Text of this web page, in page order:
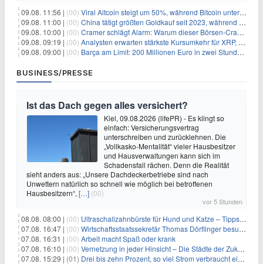
09.08. 11:56 | (00) Viral Altcoin steigt um 50%, während Bitcoin unter $65.000 fällt
09.08. 11:00 | (00) China tätigt größten Goldkauf seit 2023, während Goldpreis um 8% steigt
09.08. 10:00 | (00) Cramer schlägt Alarm: Warum dieser Börsen-Crash die beste Einstiegschance seit Monaten ist
09.08. 09:19 | (00) Analysten erwarten stärkste Kursumkehr für XRP, während Polymarket skeptisch bleibt
09.08. 09:00 | (00) Barça am Limit: 200 Millionen Euro in zwei Stunden – warum dieser Schuldentrip hochgefährlich wird
BUSINESS/PRESSE
Ist das Dach gegen alles versichert?
Kiel, 09.08.2026 (lifePR) - Es klingt so
einfach: Versicherungsvertrag
unterschreiben und zurücklehnen. Die
„Vollkasko-Mentalität“ vieler Hausbesitzer
und Hausverwaltungen kann sich im
Schadensfall rächen. Denn die Realität
sieht anders aus: „Unsere Dachdeckerbetriebe sind nach
Unwettern natürlich so schnell wie möglich bei betroffenen
Hausbesitzern“, […] (00)
vor 5 Stunden
08.08. 08:00 | (00) Ultraschallzahnbürste für Hund und Katze – Tipps zur erfolgreichen Eingewöhnung
07.08. 16:47 | (00) Wirtschaftsstaatssekretär Thomas Dörflinger besucht Handwerksbetrieb im Kammerbezirk Freiburg
07.08. 16:31 | (00) Arbeit macht Spaß oder krank
07.08. 16:10 | (00) Vernetzung in jeder Hinsicht – Die Städte der Zukunft sind grün-blau
07.08. 15:29 | (01) Drei bis zehn Prozent, so viel Strom verbraucht ein Aufzug im Gebäude